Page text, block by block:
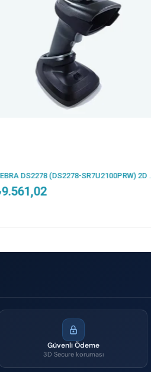
ZEBRA DS2278 (DS2278-SR7U2100PRW) 2D KABLOSUZ USB BARKOD OKUYUCU+ CRADLE
Güvenli Ödeme
3D Secure koruması